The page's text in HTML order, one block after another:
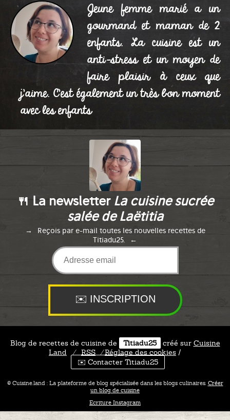
Jeune femme marié a un
gourmand et maman de 2
enfants. La cuisine est un
anti-stress et un moyen de
faire plaisir à ceux que
j'aime. C'est également un très bon moment
avec les enfants
🍴 La newsletter La cuisine sucrée
salée de Laëtitia
Reçois par e-mail toutes les nouvelles recettes de
Titiadu25.
Blog de recettes de cuisine de Titiadu25 créé sur Cuisine
Land
⁄ RSS ⁄Réglage des cookies /
✉️ Contacter Titiadu25
© Cuisine.land : La plateforme de blog spécialisée dans les blogs culinaires. Créer
un blog de cuisine
Ecriture Instagram